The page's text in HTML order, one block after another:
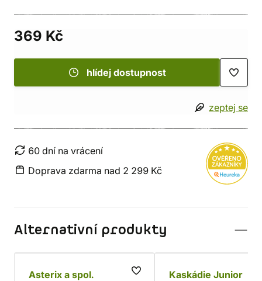
369 Kč
hlídej dostupnost
zeptej se
60 dní na vrácení
Doprava zdarma nad 2 299 Kč
Alternativní produkty
Asterix a spol. Kaskádie Junior